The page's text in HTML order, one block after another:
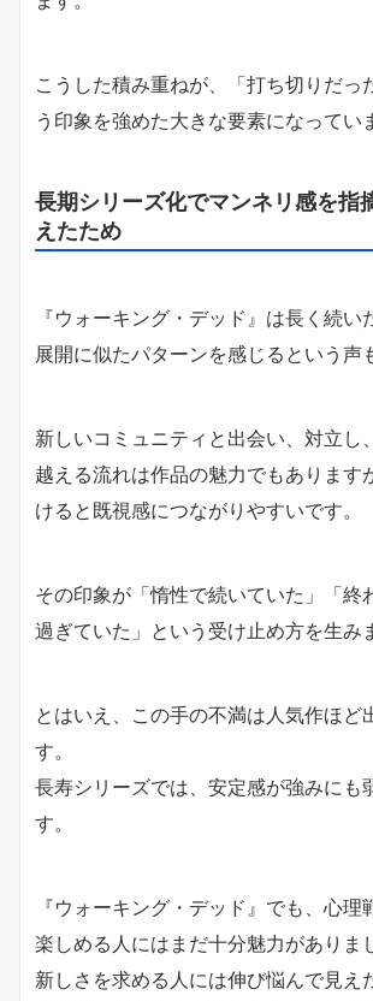
こうした積み重ねが、「打ち切りだっ
う印象を強めた大きな要素になってい
長期シリーズ化でマンネリ感を指
えたため
『ウォーキング・デッド』は長く続い
展開に似たパターンを感じるという声
新しいコミュニティと出会い、対立し
越える流れは作品の魅力でもあります
けると既視感につながりやすいです。
その印象が「惰性で続いていた」「終
過ぎていた」という受け止め方を生み
とはいえ、この手の不満は人気作ほど
す。
長寿シリーズでは、安定感が強みにも
す。
『ウォーキング・デッド』でも、心理
楽しめる人にはまだ十分魅力がありま
新しさを求める人には伸び悩んで見え